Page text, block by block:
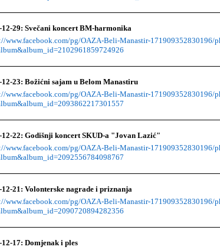
12-29: Svečani koncert BM-harmonika
www.facebook.com/pg/OAZA-Beli-Manastir-171909352830196/
12-23: Božićni sajam u Belom Manastiru
www.facebook.com/pg/OAZA-Beli-Manastir-171909352830196/
12-22: Godišnji koncert SKUD-a "Jovan Lazić"
www.facebook.com/pg/OAZA-Beli-Manastir-171909352830196/
12-21: Volonterske nagrade i priznanja
www.facebook.com/pg/OAZA-Beli-Manastir-171909352830196/
12-17: Domjenak i ples